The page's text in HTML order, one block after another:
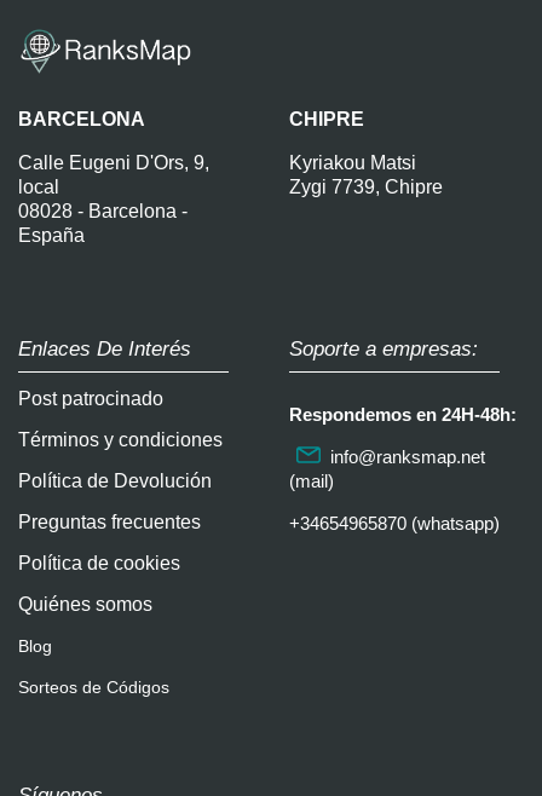
BARCELONA
Calle Eugeni D'Ors, 9,
local
08028 - Barcelona -
España
CHIPRE
Kyriakou Matsi
Zygi 7739, Chipre
Enlaces De Interés
Post patrocinado
Términos y condiciones
Política de Devolución
Preguntas frecuentes
Política de cookies
Quiénes somos
Blog
Sorteos de Códigos
Soporte a empresas:
Respondemos en 24H-48h:
info@ranksmap.net
(mail)
+34654965870 (whatsapp)